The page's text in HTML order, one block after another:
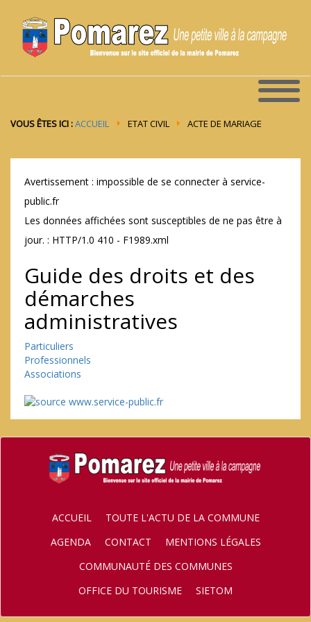
VOUS ÊTES ICI :ACCUEIL ETAT CIVIL ACTE DE MARIAGE
Avertissement : impossible de se connecter à service-
public.fr
Les données affichées sont susceptibles de ne pas être à
jour. : HTTP/1.0 410 - F1989.xml
Guide des droits et des
démarches
administratives
Particuliers
Professionnels
Associations
ACCUEIL
TOUTE L'ACTU DE LA COMMUNE
AGENDA
CONTACT
MENTIONS LÉGALES
COMMUNAUTÉ DES COMMUNES
OFFICE DU TOURISME
SIETOM